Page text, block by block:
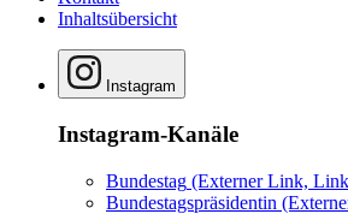
Inhaltsübersicht
Instagram
Instagram-Kanäle
Bundestag (Externer Link,
Bundestagspräsidentin